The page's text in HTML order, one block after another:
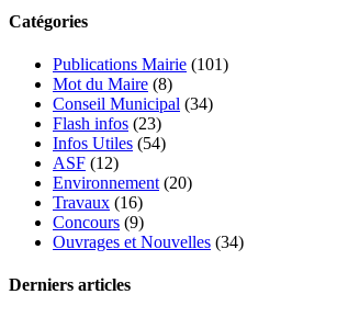
Catégories
Publications Mairie (101)
Mot du Maire (8)
Conseil Municipal (34)
Flash infos (23)
Infos Utiles (54)
ASF (12)
Environnement (20)
Travaux (16)
Concours (9)
Ouvrages et Nouvelles (34)
Derniers articles